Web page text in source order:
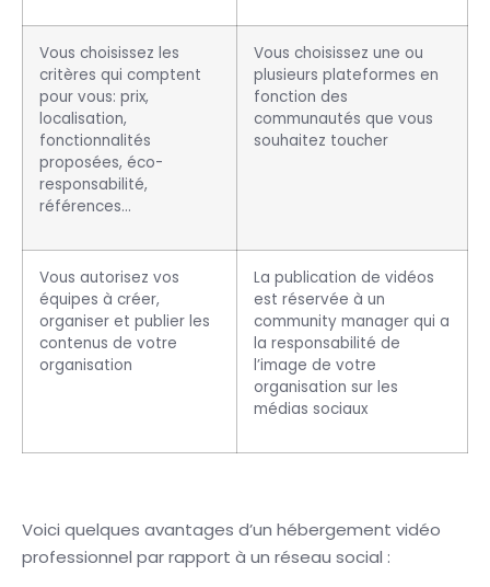
Vous choisissez les
critères qui comptent
pour vous: prix,
localisation,
fonctionnalités
proposées, éco-
responsabilité,
références…
Vous choisissez une ou
plusieurs plateformes en
fonction des
communautés que vous
souhaitez toucher
Vous autorisez vos
équipes à créer,
organiser et publier les
contenus de votre
organisation
La publication de vidéos
est réservée à un
community manager qui a
la responsabilité de
l’image de votre
organisation sur les
médias sociaux
Voici quelques avantages d’un hébergement vidéo
professionnel par rapport à un réseau social :